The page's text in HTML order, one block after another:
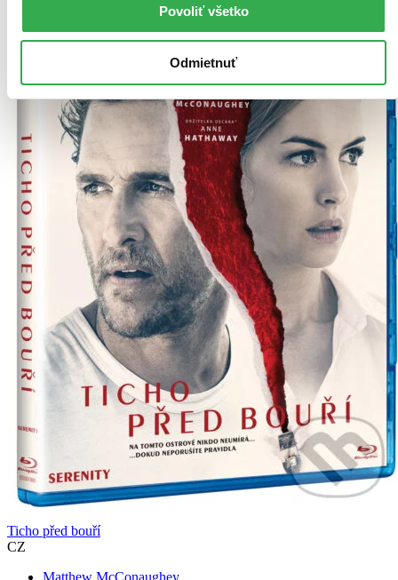
Povoliť všetko
Odmietnuť
Ticho před bouří
CZ